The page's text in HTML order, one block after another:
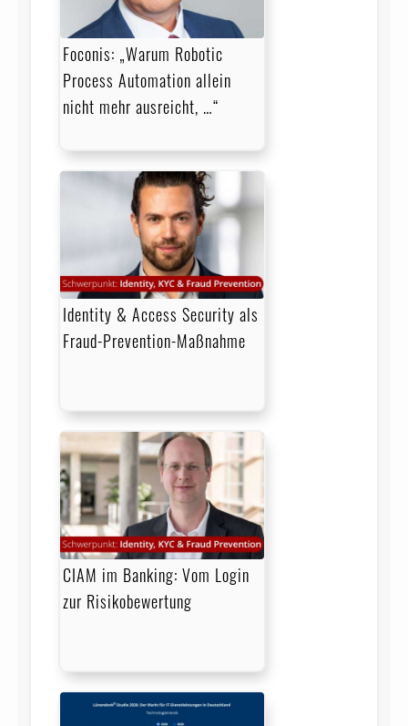
Foconis: „Warum Robotic
Process Automation allein
nicht mehr ausreicht, …“
Identity & Access Security als
Fraud-Prevention-Maßnahme
CIAM im Banking: Vom Login
zur Risikobewertung